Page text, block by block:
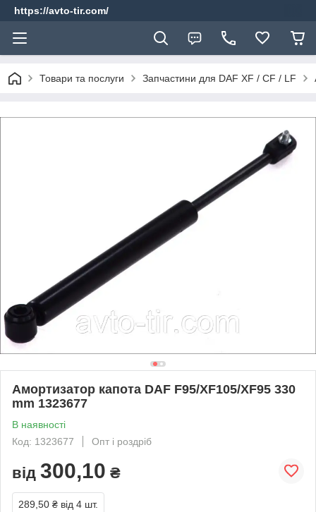
https://avto-tir.com/
Товари та послуги Запчастини для DAF XF / CF / LF
Амортизатор капота DAF F95/XF105/XF95 330
mm 1323677
В наявності
Код: 1323677
Опт і роздріб
від 300,10 ₴
289,50 ₴ від 4 шт.